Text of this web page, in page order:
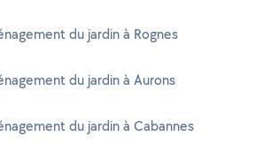
du jardin à Rognes
du jardin à Aurons
du jardin à Cabannes